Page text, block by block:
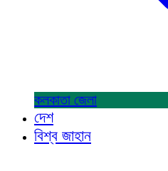
কলকাতা জেলা
দেশ
বিশ্ব জাহান